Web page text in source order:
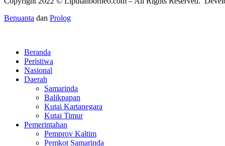
Benuanta dan Prolog
Beranda
Peristiwa
Nasional
Daerah
Samarinda
Balikpapan
Kutai Kartanegara
Kutai Timur
Pemerintahan
Pemprov Kaltim
Pemkot Samarinda